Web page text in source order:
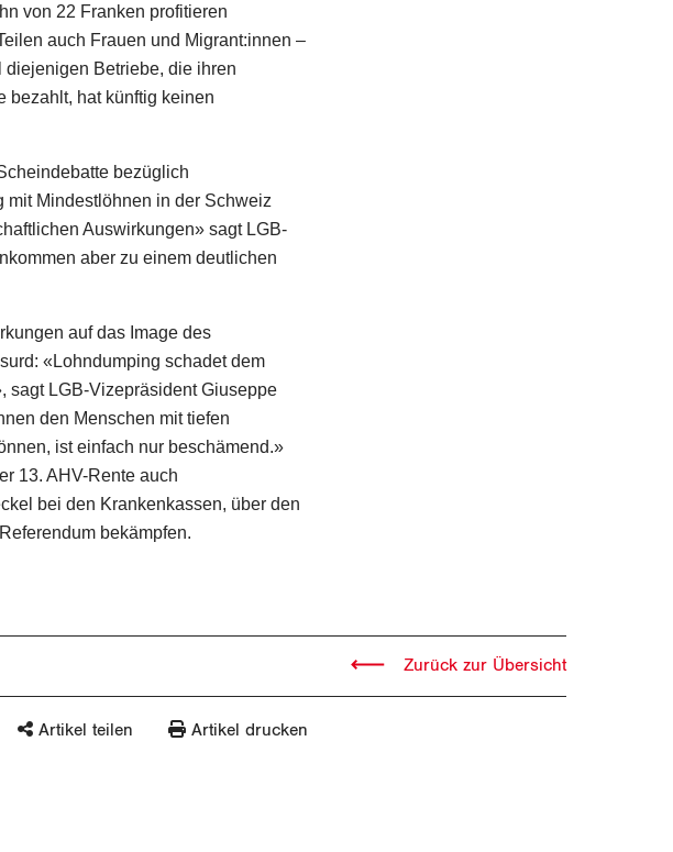
von 22 Franken profitieren
auch Frauen und Migrant:innen –
Betriebe, die ihren
bezahlt, hat künftig keinen
bezüglich
mit Mindestlöhnen in der Schweiz
Auswirkungen» sagt LGB-
aber zu einem deutlichen
auf das Image des
«Lohndumping schadet dem
sagt LGB-Vizepräsident Giuseppe
den Menschen mit tiefen
ist einfach nur beschämend.»
13. AHV-Rente auch
bei den Krankenkassen, über den
bekämpfen.
Zurück zur Übersicht
Artikel teilen Artikel drucken